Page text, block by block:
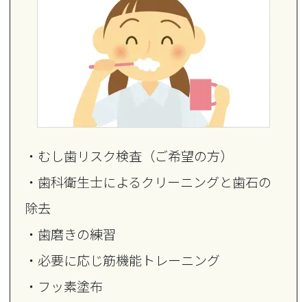
・むし歯リスク検査（ご希望の方）
・歯科衛生士によるクリーニングと歯石の
除去
・歯磨きの練習
・必要に応じ筋機能トレーニング
・フッ素塗布